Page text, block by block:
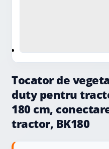
Tocator de
duty pentru
180 cm,
tractor, BK180